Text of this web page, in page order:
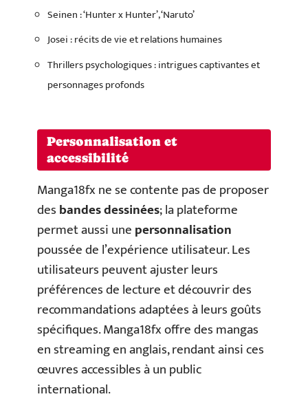
Seinen : ‘Hunter x Hunter’, ‘Naruto’
Josei : récits de vie et relations humaines
Thrillers psychologiques : intrigues captivantes et
personnages profonds
Personnalisation et
accessibilité
Manga18fx ne se contente pas de proposer
desbandes dessinées; la plateforme
permet aussi unepersonnalisation
poussée de l’expérience utilisateur. Les
utilisateurs peuvent ajuster leurs
préférences de lecture et découvrir des
recommandations adaptées à leurs goûts
spécifiques. Manga18fx offre des mangas
en streaming en anglais, rendant ainsi ces
œuvres accessibles à un public
international.